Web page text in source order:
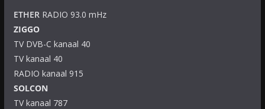
ETHERRADIO 93.0 mHz
ZIGGO
TV DVB-C kanaal 40
TV kanaal 40
RADIO kanaal 915
SOLCON
TV kanaal 787